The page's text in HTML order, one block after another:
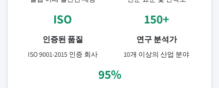
ISO
인증된 품질
ISO 9001-2015 인증 회사
150+
연구 분석가
10개 이상의 산업 분야
95%